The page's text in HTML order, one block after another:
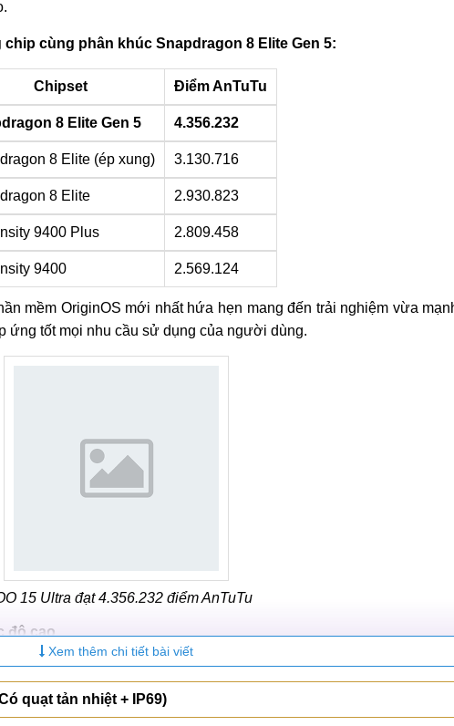
chip cùng phân khúc Snapdragon 8 Elite Gen 5:
Chipset Điểm AnTuTu
8 Elite Gen 5 4.356.232
8 Elite (ép xung) 3.130.716
8 Elite 2.930.823
9400 Plus 2.809.458
9400 2.569.124
mềm OriginOS mới nhất hứa hẹn mang đến trải nghiệm vừa
ứng tốt mọi nhu cầu sử dụng của người dùng.
15 Ultra đạt 4.356.232 điểm AnTuTu
độ cao
OriginOS 6 dựa trên Android 16 mới nhất, hứa hẹn mang đến
Xem thêm chi tiết bài viết
quạt tản nhiệt + IP69)